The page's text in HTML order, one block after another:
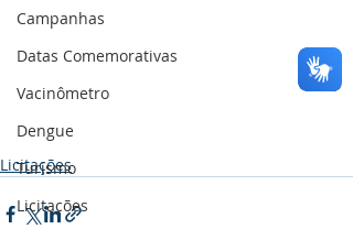
Campanhas
Datas Comemorativas
Vacinômetro
Dengue
Turismo
Licitações
Licitações